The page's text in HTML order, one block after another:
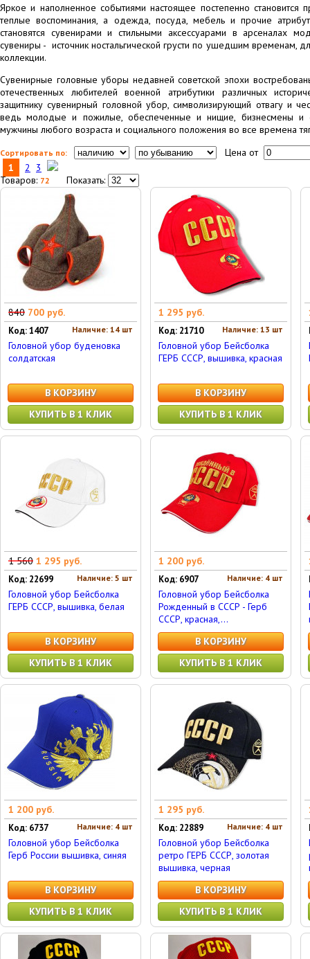
Яркое и наполненное событиями настоящее постепенно
теплые воспоминания, а одежда, посуда, мебель и прочие
становятся сувенирами и стильными аксессуарами в арсеналах
сувениры - источник ностальгической грусти по ушедшим временам,
коллекции.
Сувенирные головные уборы недавней советской эпохи
отечественных любителей военной атрибутики различных
защитнику сувенирный головной убор, символизирующий отвагу и
ведь молодые и пожилые, обеспеченные и нищие, бизнесмены
мужчины любого возраста и социального положения во все времена
Сортировать по:
Цена от
1
2
3
Товаров: 72 Показать:
840 700 руб.
Наличие: 14 шт
Код: 1407
Головной убор буденовка
солдатская
В КОРЗИНУ
КУПИТЬ В 1 КЛИК
1 295 руб.
Наличие: 13 шт
Код: 21710
Головной убор Бейсболка
ГЕРБ СССР, вышивка, красная
В КОРЗИНУ
КУПИТЬ В 1 КЛИК
1 560 1 295 руб.
Наличие: 5 шт
Код: 22699
Головной убор Бейсболка
ГЕРБ СССР, вышивка, белая
В КОРЗИНУ
КУПИТЬ В 1 КЛИК
1 200 руб.
Наличие: 4 шт
Код: 6907
Головной убор Бейсболка
Рожденный в СССР - Герб
СССР, красная,...
В КОРЗИНУ
КУПИТЬ В 1 КЛИК
1 200 руб.
Наличие: 4 шт
Код: 6737
Головной убор Бейсболка
Герб России вышивка, синяя
В КОРЗИНУ
КУПИТЬ В 1 КЛИК
1 295 руб.
Наличие: 4 шт
Код: 22889
Головной убор Бейсболка
ретро ГЕРБ СССР, золотая
вышивка, черная
В КОРЗИНУ
КУПИТЬ В 1 КЛИК